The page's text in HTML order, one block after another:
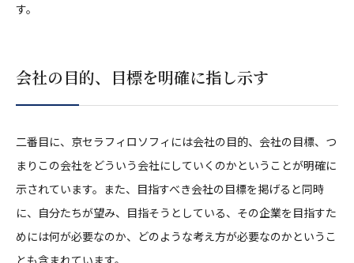
す。
会社の目的、目標を明確に指し示す
二番目に、京セラフィロソフィには会社の目的、会社の目標、つ
まりこの会社をどういう会社にしていくのかということが明確に
示されています。また、目指すべき会社の目標を掲げると同時
に、自分たちが望み、目指そうとしている、その企業を目指すた
めには何が必要なのか、どのような考え方が必要なのかというこ